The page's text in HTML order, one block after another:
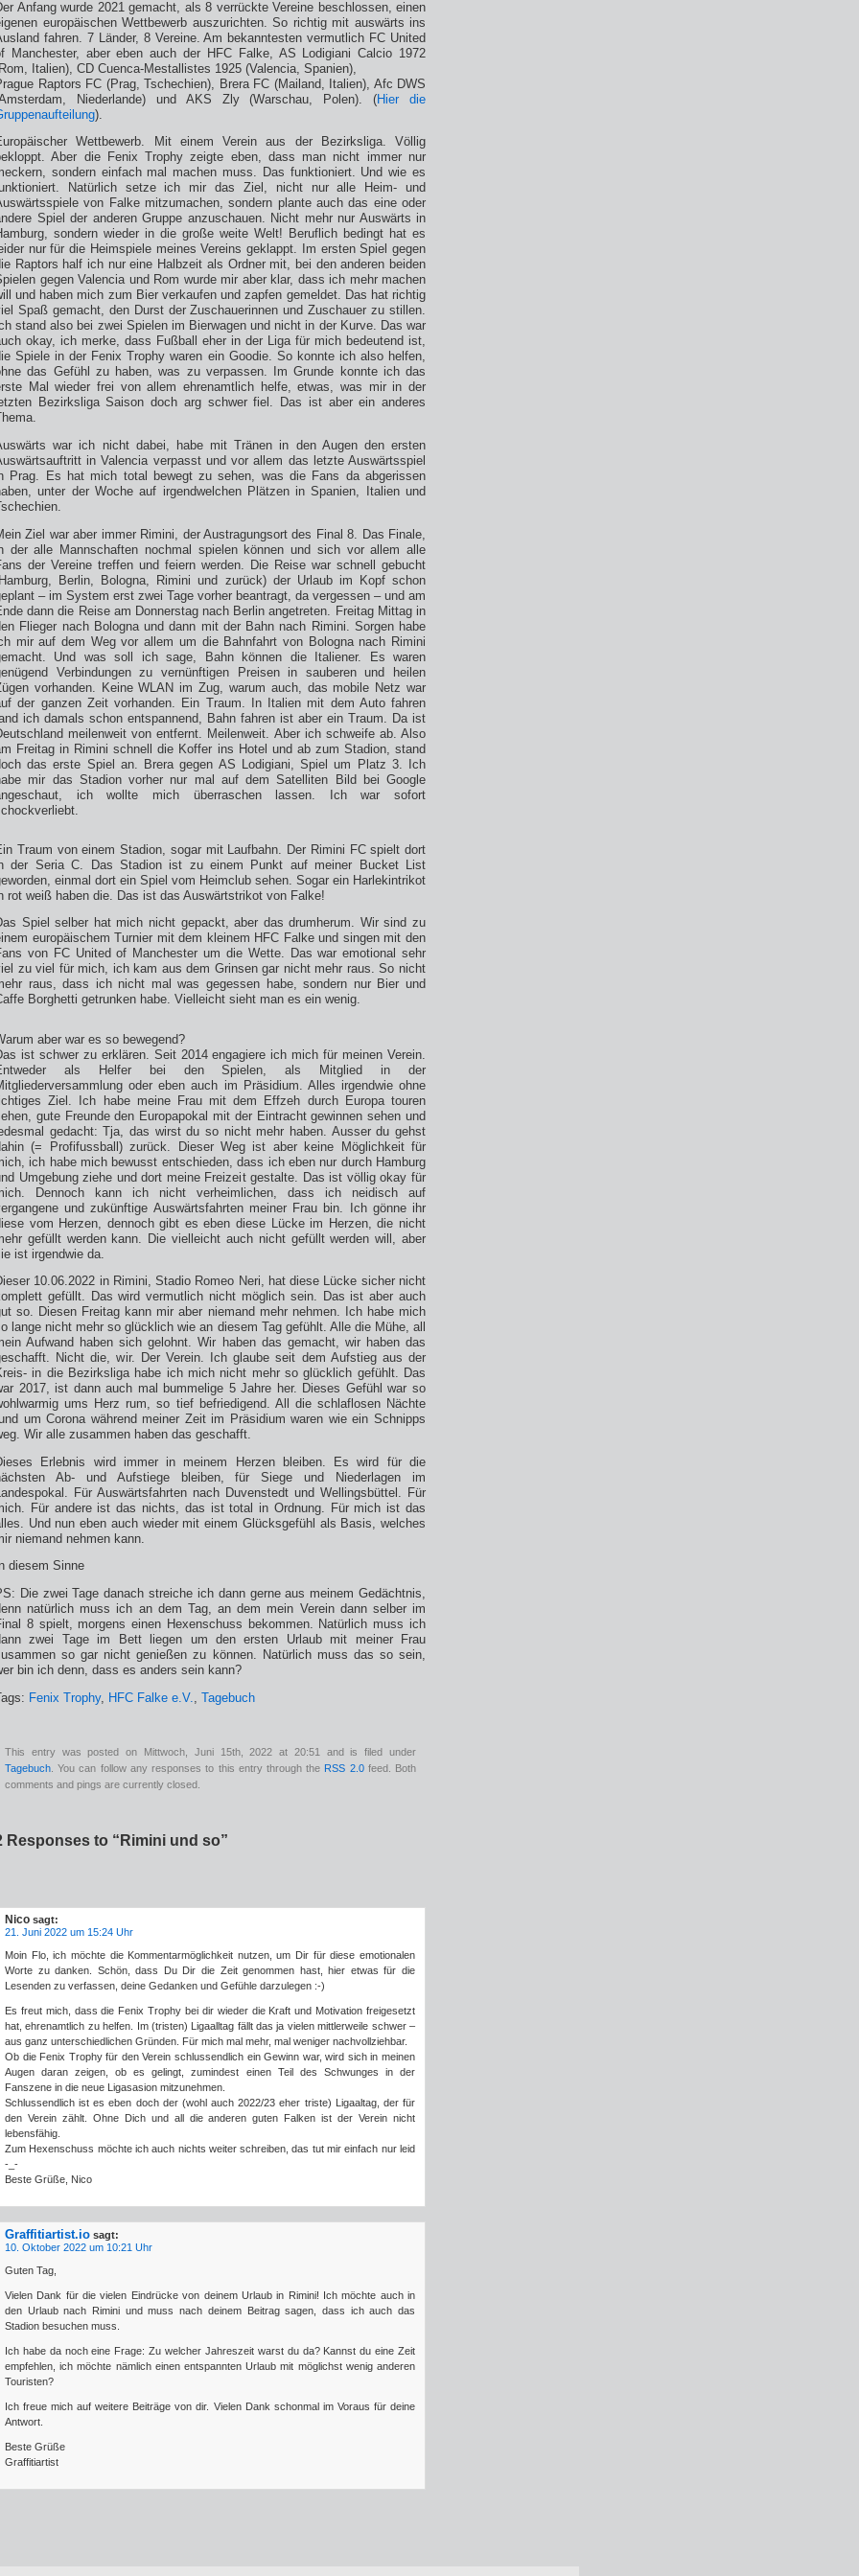
Anfang wurde 2021 gemacht, als 8 verrückte Vereine beschlossen, einen
europäischen Wettbewerb auszurichten. So richtig mit auswärts ins
fahren. 7 Länder, 8 Vereine. Am bekanntesten vermutlich FC United
Manchester, aber eben auch der HFC Falke, AS Lodigiani Calcio 1972
Italien), CD Cuenca-Mestallistes 1925 (Valencia, Spanien),
Raptors FC (Prag, Tschechien), Brera FC (Mailand, Italien), Afc DWS
Niederlande) und AKS Zly (Warschau, Polen). (Hier die
).
Wettbewerb. Mit einem Verein aus der Bezirksliga. Völlig
Aber die Fenix Trophy zeigte eben, dass man nicht immer nur
sondern einfach mal machen muss. Das funktioniert. Und wie es
Natürlich setze ich mir das Ziel, nicht nur alle Heim- und
von Falke mitzumachen, sondern plante auch das eine oder
Spiel der anderen Gruppe anzuschauen. Nicht mehr nur Auswärts in
sondern wieder in die große weite Welt! Beruflich bedingt hat es
nur für die Heimspiele meines Vereins geklappt. Im ersten Spiel gegen
Raptors half ich nur eine Halbzeit als Ordner mit, bei den anderen beiden
gegen Valencia und Rom wurde mir aber klar, dass ich mehr machen
und haben mich zum Bier verkaufen und zapfen gemeldet. Das hat richtig
Spaß gemacht, den Durst der Zuschauerinnen und Zuschauer zu stillen.
stand also bei zwei Spielen im Bierwagen und nicht in der Kurve. Das war
okay, ich merke, dass Fußball eher in der Liga für mich bedeutend ist,
Spiele in der Fenix Trophy waren ein Goodie. So konnte ich also helfen,
das Gefühl zu haben, was zu verpassen. Im Grunde konnte ich das
Mal wieder frei von allem ehrenamtlich helfe, etwas, was mir in der
Bezirksliga Saison doch arg schwer fiel. Das ist aber ein anderes
Thema.
war ich nicht dabei, habe mit Tränen in den Augen den ersten
in Valencia verpasst und vor allem das letzte Auswärtsspiel
Prag. Es hat mich total bewegt zu sehen, was die Fans da abgerissen
unter der Woche auf irgendwelchen Plätzen in Spanien, Italien und
Tschechien.
Ziel war aber immer Rimini, der Austragungsort des Final 8. Das Finale,
der alle Mannschaften nochmal spielen können und sich vor allem alle
der Vereine treffen und feiern werden. Die Reise war schnell gebucht
Berlin, Bologna, Rimini und zurück) der Urlaub im Kopf schon
– im System erst zwei Tage vorher beantragt, da vergessen – und am
dann die Reise am Donnerstag nach Berlin angetreten. Freitag Mittag in
Flieger nach Bologna und dann mit der Bahn nach Rimini. Sorgen habe
mir auf dem Weg vor allem um die Bahnfahrt von Bologna nach Rimini
Und was soll ich sage, Bahn können die Italiener. Es waren
Verbindungen zu vernünftigen Preisen in sauberen und heilen
vorhanden. Keine WLAN im Zug, warum auch, das mobile Netz war
der ganzen Zeit vorhanden. Ein Traum. In Italien mit dem Auto fahren
ich damals schon entspannend, Bahn fahren ist aber ein Traum. Da ist
meilenweit von entfernt. Meilenweit. Aber ich schweife ab. Also
Freitag in Rimini schnell die Koffer ins Hotel und ab zum Stadion, stand
das erste Spiel an. Brera gegen AS Lodigiani, Spiel um Platz 3. Ich
mir das Stadion vorher nur mal auf dem Satelliten Bild bei Google
ich wollte mich überraschen lassen. Ich war sofort
Traum von einem Stadion, sogar mit Laufbahn. Der Rimini FC spielt dort
der Seria C. Das Stadion ist zu einem Punkt auf meiner Bucket List
einmal dort ein Spiel vom Heimclub sehen. Sogar ein Harlekintrikot
rot weiß haben die. Das ist das Auswärtstrikot von Falke!
Spiel selber hat mich nicht gepackt, aber das drumherum. Wir sind zu
europäischem Turnier mit dem kleinem HFC Falke und singen mit den
von FC United of Manchester um die Wette. Das war emotional sehr
zu viel für mich, ich kam aus dem Grinsen gar nicht mehr raus. So nicht
raus, dass ich nicht mal was gegessen habe, sondern nur Bier und
Borghetti getrunken habe. Vielleicht sieht man es ein wenig.
aber war es so bewegend?
ist schwer zu erklären. Seit 2014 engagiere ich mich für meinen Verein.
als Helfer bei den Spielen, als Mitglied in der
oder eben auch im Präsidium. Alles irgendwie ohne
Ziel. Ich habe meine Frau mit dem Effzeh durch Europa touren
gute Freunde den Europapokal mit der Eintracht gewinnen sehen und
gedacht: Tja, das wirst du so nicht mehr haben. Ausser du gehst
(= Profifussball) zurück. Dieser Weg ist aber keine Möglichkeit für
ich habe mich bewusst entschieden, dass ich eben nur durch Hamburg
Umgebung ziehe und dort meine Freizeit gestalte. Das ist völlig okay für
Dennoch kann ich nicht verheimlichen, dass ich neidisch auf
und zukünftige Auswärtsfahrten meiner Frau bin. Ich gönne ihr
vom Herzen, dennoch gibt es eben diese Lücke im Herzen, die nicht
gefüllt werden kann. Die vielleicht auch nicht gefüllt werden will, aber
ist irgendwie da.
10.06.2022 in Rimini, Stadio Romeo Neri, hat diese Lücke sicher nicht
gefüllt. Das wird vermutlich nicht möglich sein. Das ist aber auch
so. Diesen Freitag kann mir aber niemand mehr nehmen. Ich habe mich
lange nicht mehr so glücklich wie an diesem Tag gefühlt. Alle die Mühe, all
Aufwand haben sich gelohnt. Wir haben das gemacht, wir haben das
Nicht die, wir. Der Verein. Ich glaube seit dem Aufstieg aus der
in die Bezirksliga habe ich mich nicht mehr so glücklich gefühlt. Das
2017, ist dann auch mal bummelige 5 Jahre her. Dieses Gefühl war so
ums Herz rum, so tief befriedigend. All die schlaflosen Nächte
um Corona während meiner Zeit im Präsidium waren wie ein Schnipps
Wir alle zusammen haben das geschafft.
Erlebnis wird immer in meinem Herzen bleiben. Es wird für die
Ab- und Aufstiege bleiben, für Siege und Niederlagen im
Landespokal. Für Auswärtsfahrten nach Duvenstedt und Wellingsbüttel. Für
Für andere ist das nichts, das ist total in Ordnung. Für mich ist das
Und nun eben auch wieder mit einem Glücksgefühl als Basis, welches
niemand nehmen kann.
In diesem Sinne
Die zwei Tage danach streiche ich dann gerne aus meinem Gedächtnis,
natürlich muss ich an dem Tag, an dem mein Verein dann selber im
8 spielt, morgens einen Hexenschuss bekommen. Natürlich muss ich
zwei Tage im Bett liegen um den ersten Urlaub mit meiner Frau
so gar nicht genießen zu können. Natürlich muss das so sein,
bin ich denn, dass es anders sein kann?
Fenix Trophy, HFC Falke e.V. Tagebuch
This entry was posted on Mittwoch, Juni 15th, 2022 at 20:51 and is filed under
Tagebuch . You can follow any responses to this entry through the RSS 2.0feed. Both
comments and pings are currently closed.
Responses to “Rimini und so”
Nico sagt:
21. Juni 2022 um 15:24 Uhr
Moin Flo, ich möchte die Kommentarmöglichkeit nutzen, um Dir für diese emotionalen
Worte zu danken. Schön, dass Du Dir die Zeit genommen hast, hier etwas für die
Lesenden zu verfassen, deine Gedanken und Gefühle darzulegen :-)
Es freut mich, dass die Fenix Trophy bei dir wieder die Kraft und Motivation freigesetzt
hat, ehrenamtlich zu helfen. Im (tristen) Ligaalltag fällt das ja vielen mittlerweile schwer –
aus ganz unterschiedlichen Gründen. Für mich mal mehr, mal weniger nachvollziehbar.
Ob die Fenix Trophy für den Verein schlussendlich ein Gewinn war, wird sich in meinen
Augen daran zeigen, ob es gelingt, zumindest einen Teil des Schwunges in der
Fanszene in die neue Ligasasion mitzunehmen.
Schlussendlich ist es eben doch der (wohl auch 2022/23 eher triste) Ligaaltag, der für
den Verein zählt. Ohne Dich und all die anderen guten Falken ist der Verein nicht
lebensfähig.
Zum Hexenschuss möchte ich auch nichts weiter schreiben, das tut mir einfach nur leid
-_-
Beste Grüße, Nico
Graffitiartist.io sagt:
10. Oktober 2022 um 10:21 Uhr
Guten Tag,
Vielen Dank für die vielen Eindrücke von deinem Urlaub in Rimini! Ich möchte auch in
den Urlaub nach Rimini und muss nach deinem Beitrag sagen, dass ich auch das
Stadion besuchen muss.
Ich habe da noch eine Frage: Zu welcher Jahreszeit warst du da? Kannst du eine Zeit
empfehlen, ich möchte nämlich einen entspannten Urlaub mit möglichst wenig anderen
Touristen?
Ich freue mich auf weitere Beiträge von dir. Vielen Dank schonmal im Voraus für deine
Antwort.
Beste Grüße
Graffitiartist